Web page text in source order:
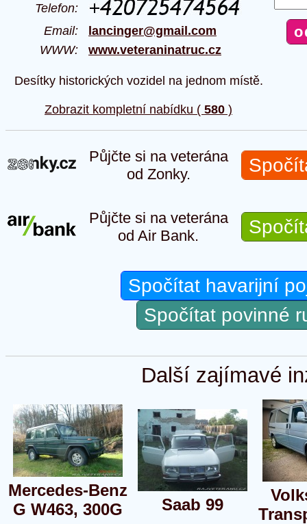
Telefon:
Email: lancinger@gmail.com
WWW: www.veteraninatruc.cz
Desítky historických vozidel na jednom místě.
Zobrazit kompletní nabídku ( 580 )
Půjčte si na veterána
od Zonky.
Půjčte si na veterána
od Air Bank.
Spočítat havarijní
Spočítat povinné
Další zajímavé
Mercedes-Benz
G W463, 300G
Saab 99